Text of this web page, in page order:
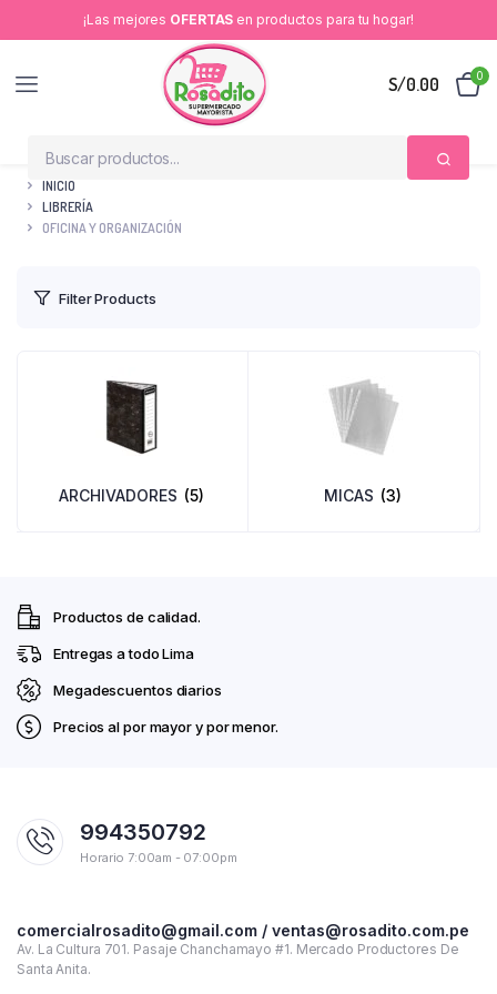
¡Las mejores OFERTAS en productos para tu hogar!
S/0.00 0
INICIO
LIBRERÍA
OFICINA Y ORGANIZACIÓN
Filter Products
ARCHIVADORES (5) MICAS (3)
Productos de calidad.
Entregas a todo Lima
Megadescuentos diarios
Precios al por mayor y por menor.
994350792
Horario 7:00am - 07:00pm
comercialrosadito@gmail.com / ventas@rosadito.com.pe
Av. La Cultura 701. Pasaje Chanchamayo #1. Mercado Productores De
Santa Anita.